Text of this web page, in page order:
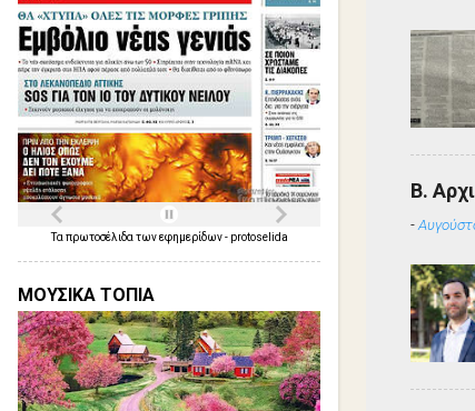
Β.
-
Τα πρωτοσέλιδα τωνεφημερίδων- protoselida
ΜΟΥΣΙΚΑ ΤΟΠΙΑ